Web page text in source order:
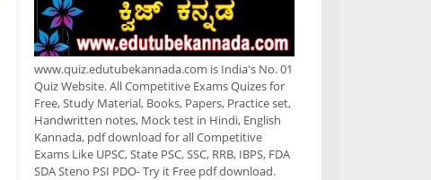
www.quiz.edutubekannada.com is India's No. 01
Quiz Website. All Competitive Exams Quizes for
Free, Study Material, Books, Papers, Practice set,
Handwritten notes, Mock test in Hindi, English
Kannada, pdf download for all Competitive
Exams Like UPSC, State PSC, SSC, RRB, IBPS, FDA
SDA Steno PSI PDO- Try it Free pdf download.